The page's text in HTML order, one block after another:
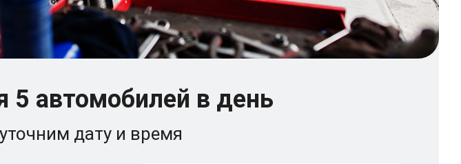
5 автомобилей в день
дату и время